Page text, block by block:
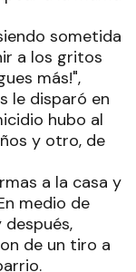
sometida
a los gritos
más!",
le disparó en
hubo al
y otro, de
a la casa y
medio de
de un tiro a